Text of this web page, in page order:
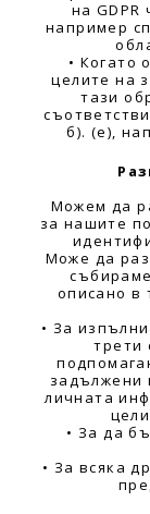
на GDPR
например
• Когато
целите на
тази
б). (е),
Можем да
за нашите
Може да
описано в
• За
трети
задължени
личната
• За да
• За всяка